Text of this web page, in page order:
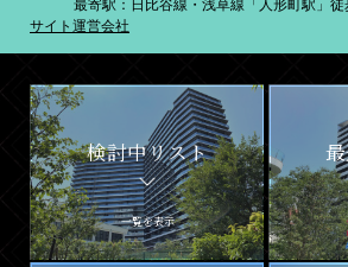
最寄駅：日比谷線・浅草線「人形町駅」徒
サイト運営会社
検討中リスト
一覧を表示